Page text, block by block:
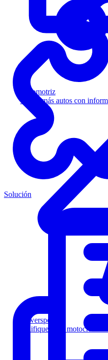
Automotriz
Venda más autos con
Powersports
Califique a los
Solución